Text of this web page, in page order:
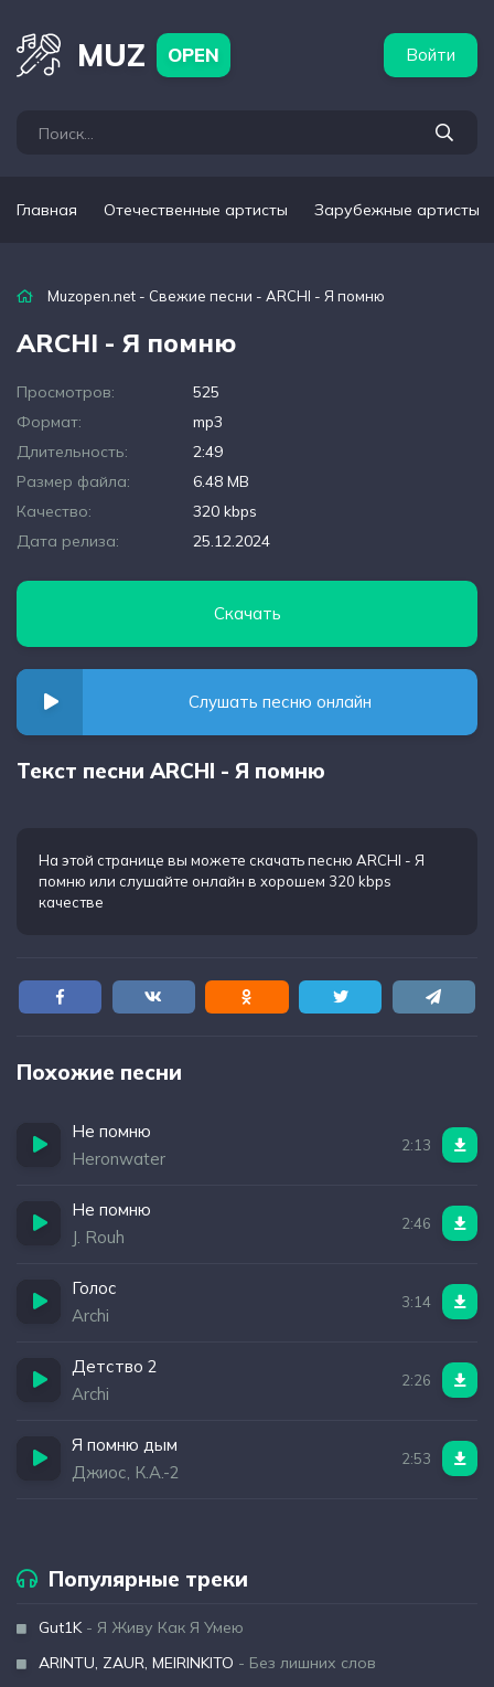
MUZ OPEN Войти
Главная Отечественные артисты Зарубежные артисты
Muzopen.net - Свежие песни - ARCHI - Я помню
ARCHI - Я помню
Просмотров:
525
Формат:
mp3
Длительность:
2:49
Размер файла:
6.48 MB
Качество:
320 kbps
Дата релиза:
25.12.2024
Скачать
Слушать песню онлайн
Текст песни ARCHI - Я помню
На этой странице вы можете скачать песню ARCHI - Я
помню или слушайте онлайн в хорошем 320 kbps
качестве
Похожие песни
Не помню
Heronwater
2:13
Не помню
J. Rouh
2:46
Голос
Archi
3:14
Детство 2
Archi
2:26
Я помню дым
Джиос, К.А.-2
2:53
Популярные треки
Gut1K- Я Живу Как Я Умею
ARINTU, ZAUR, MEIRINKITO - Без лишних слов
артисты Популярные подборки